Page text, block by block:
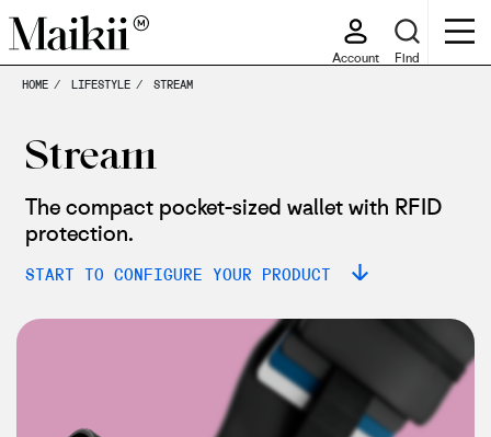
Account Find
HOME LIFESTYLE STREAM
Stream
The compact pocket-sized wallet with RFID
protection.
START TO CONFIGURE YOUR PRODUCT